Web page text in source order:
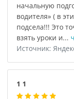
начальную
водителя» ( в
подсела!!! Это
взять уроки и...
Источник:
1 1